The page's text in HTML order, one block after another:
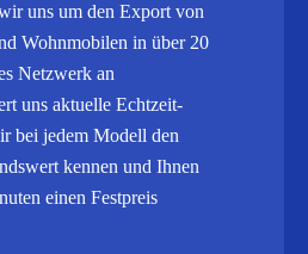
uns um den Export von
Wohnmobilen in über 20
Netzwerk an
uns aktuelle Echtzeit-
bei jedem Modell den
kennen und Ihnen
einen Festpreis